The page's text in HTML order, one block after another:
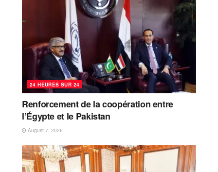
24 HEURES SUR 24
Renforcement de la coopération entre
l’Égypte et le Pakistan
August 7, 2026